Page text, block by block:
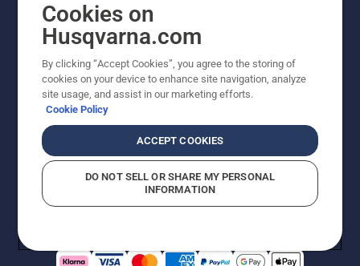
© Husqvarna AB (publ). All rights reserved. Priserna
som visas är rekommenderade cirkapriser. Alla angivna
priser är rekommenderade försäljningspriser (inkl.
moms) om inte produkten är tillgänglig för direkt köp.
CookiepolicyAnvändningsvillkor Sekretessmeddelande
Rapportera misstänkta överträdelser
Cookies on
Husqvarna.com
By clicking “Accept Cookies”, you agree to the storing of
cookies on your device to enhance site navigation, analyze
site usage, and assist in our marketing efforts.
Cookie Policy
ACCEPT COOKIES
DO NOT SELL OR SHARE MY PERSONAL
INFORMATION